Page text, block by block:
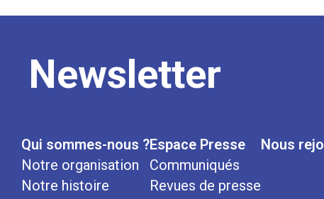
Newsletter
Qui sommes-nous ?
Notre organisation
Notre histoire
Espace Presse
Communiqués
Revues de presse
Nous